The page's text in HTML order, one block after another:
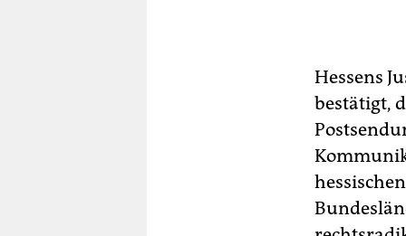
Hessens
bestätigt,